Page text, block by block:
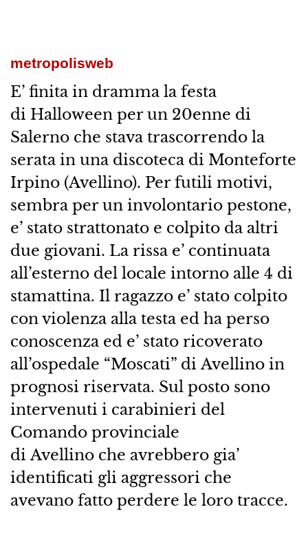
metropolisweb
E’ finita in dramma la festa
di Halloween per un 20enne di
Salerno che stava trascorrendo la
serata in una discoteca di Monteforte
Irpino (Avellino). Per futili motivi,
sembra per un involontario pestone,
e’ stato strattonato e colpito da altri
due giovani. La rissa e’ continuata
all’esterno del locale intorno alle 4 di
stamattina. Il ragazzo e’ stato colpito
con violenza alla testa ed ha perso
conoscenza ed e’ stato ricoverato
all’ospedale “Moscati” di Avellino in
prognosi riservata. Sul posto sono
intervenuti i carabinieri del
Comando provinciale
di Avellino che avrebbero gia’
identificati gli aggressori che
avevano fatto perdere le loro tracce.